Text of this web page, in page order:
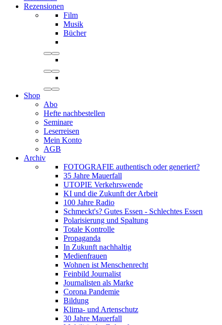
Rezensionen
Film
Musik
Bücher
Shop
Abo
Hefte nachbestellen
Seminare
Leserreisen
Mein Konto
AGB
Archiv
FOTOGRAFIE authentisch oder generiert?
35 Jahre Mauerfall
UTOPIE Verkehrswende
KI und die Zukunft der Arbeit
100 Jahre Radio
Schmeckt's? Gutes Essen - Schlechtes Essen
Polarisierung und Spaltung
Totale Kontrolle
Propaganda
In Zukunft nachhaltig
Medienfrauen
Wohnen ist Menschenrecht
Feinbild Journalist
Journalisten als Marke
Corona Pandemie
Bildung
Klima- und Artenschutz
30 Jahre Mauerfall